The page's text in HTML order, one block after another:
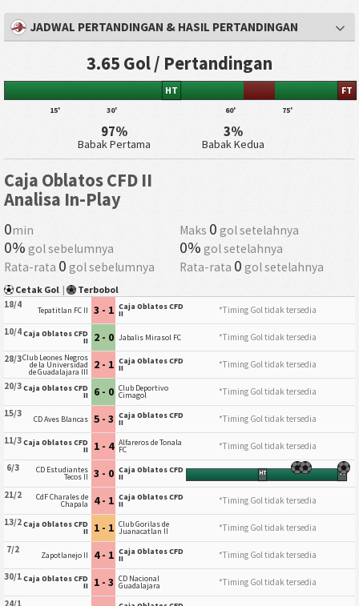
JADWAL PERTANDINGAN & HASIL PERTANDINGAN
3.65 Gol / Pertandingan
15' 30'
HT
60' 75'
FT
97%
Babak Pertama
3%
Babak Kedua
Caja Oblatos CFD II
Analisa In-Play
0min Maks 0 gol setelahnya
0% gol sebelumnya 0% gol setelahnya
Rata-rata 0 gol sebelumnya Rata-rata 0 gol setelahnya
Cetak Gol | Terbobol
18/4 Tepatitlan FC II 3 - 1 Caja Oblatos CFD
II
*Timing Gol tidak tersedia
10/4Caja Oblatos CFD
II 2 - 0 Jabalis Mirasol FC
*Timing Gol tidak tersedia
28/3Club Leones Negros
de la Universidad
de Guadalajara III 2 - 1 Caja Oblatos CFD
II
*Timing Gol tidak tersedia
20/3Caja Oblatos CFD
II 6 - 0 Club Deportivo
Cimagol
*Timing Gol tidak tersedia
15/3
CD Aves Blancas 5 - 3 Caja Oblatos CFD
II
*Timing Gol tidak tersedia
11/3Caja Oblatos CFD
II 1 - 4 Alfareros de Tonala
FC
*Timing Gol tidak tersedia
6/3
CD Estudiantes
Tecos II 3 - 0 Caja Oblatos CFD
II HT FT
21/2 CdF Charales de
Chapala 4 - 1 Caja Oblatos CFD
II
*Timing Gol tidak tersedia
13/2Caja Oblatos CFD
II 1 - 1 Club Gorilas de
Juanacatlan II
*Timing Gol tidak tersedia
7/2
Zapotlanejo II 4 - 1 Caja Oblatos CFD
II
*Timing Gol tidak tersedia
30/1Caja Oblatos CFD
II 1 - 3 CD Nacional
Guadalajara
*Timing Gol tidak tersedia